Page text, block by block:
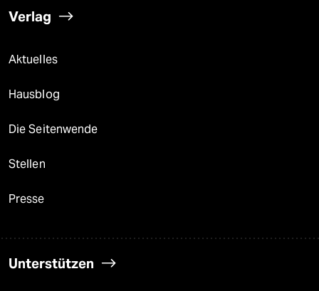
Verlag
Aktuelles
Hausblog
Die Seitenwende
Stellen
Presse
Unterstützen